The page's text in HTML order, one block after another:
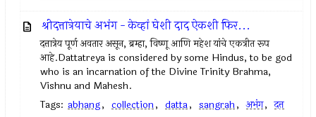
श्रीदत्तात्रेयाचे अभंग - केव्हां घेशी दाद ऐकशी फिर...
दत्तात्रेय पूर्ण अवतार असून, ब्रम्हा, विष्णू आणि महेश यांचे एकत्रीत रूप
आहे.Dattatreya is considered by some Hindus, to be god
who is an incarnation of the Divine Trinity Brahma,
Vishnu and Mahesh.
Tags: abhang, collection, datta, sangrah, अभंग, दत्त